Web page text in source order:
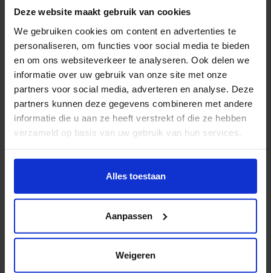
Deze website maakt gebruik van cookies
We gebruiken cookies om content en advertenties te
personaliseren, om functies voor social media te bieden
en om ons websiteverkeer te analyseren. Ook delen we
informatie over uw gebruik van onze site met onze
partners voor social media, adverteren en analyse. Deze
partners kunnen deze gegevens combineren met andere
informatie die u aan ze heeft verstrekt of die ze hebben
verzameld op basis van uw gebruik van hun services.
Wil je meer weten of de voorkeur aanpassen, bekijk dan
https://www.hku.nl/privacy-statement-en-
Alles toestaan
Aanpassen
Weigeren
deze dienst gebruik kunnen maken. Tot slot is er een
begin gemaakt met het opzetten van een stabiele
samenwerking met onderwijsinstellingen zodat zij
onderzoek dat aansluit bij de thema's van
bijvoorbeeld IMPAKT, via het platform kunnen
presenteren.